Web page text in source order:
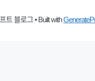
트 블로그• Built with